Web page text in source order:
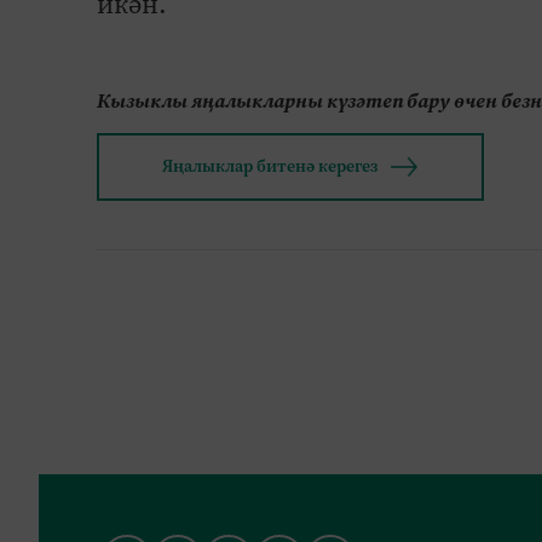
Кызыклы яңалыкларны күзәтеп бару өчен
Яңалыклар битенә керегез